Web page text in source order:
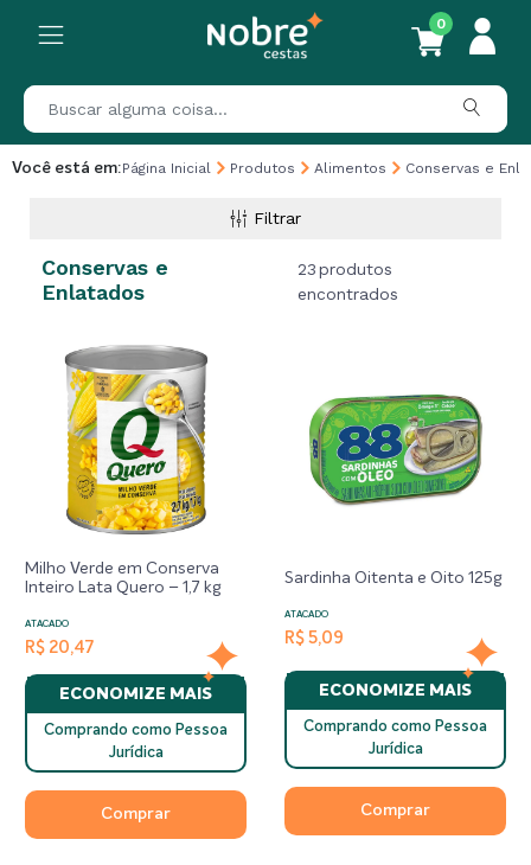
0
Você está em:Página Inicial Produtos Alimentos Conservas e
Filtrar
Conservas e
Enlatados
23produtos
encontrados
Milho Verde em Conserva
Inteiro Lata Quero – 1,7 kg
ATACADO
R$ 20,47
ECONOMIZE MAIS
Comprando como Pessoa
Jurídica
Comprar
Sardinha Oitenta e Oito 125g
ATACADO
R$ 5,09
ECONOMIZE MAIS
Comprando como Pessoa
Jurídica
Comprar